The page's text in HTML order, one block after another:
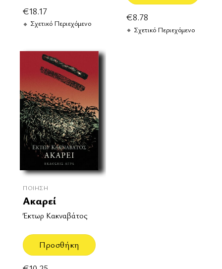
€18.17
Σχετικό Περιεχόμενο €8.78
Σχετικό Περιεχόμενο
ΠΟΊΗΣΗ
Ακαρεί
Έκτωρ Κακναβάτος
Προσθήκη